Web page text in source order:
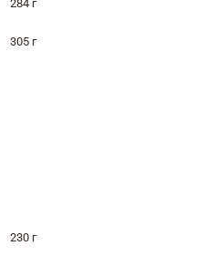
284 г
305 г
230 г